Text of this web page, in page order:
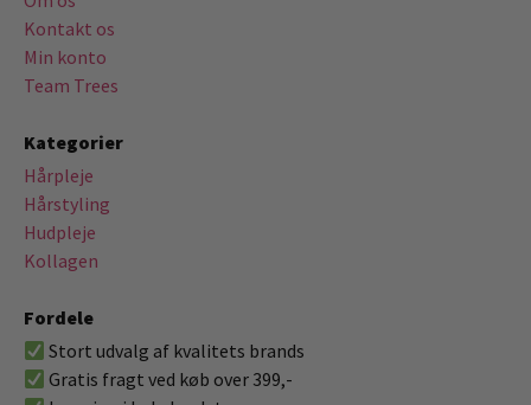
Kontakt os
Min konto
Team Trees
Kategorier
Hårpleje
Hårstyling
Hudpleje
Kollagen
Fordele
Stort udvalg af kvalitets brands
Gratis fragt ved køb over 399,-